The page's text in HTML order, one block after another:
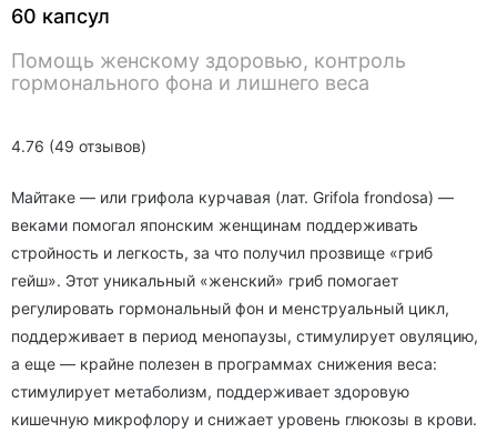
4.76 (49 отзывов)
60 капсул
Помощь женскому здоровью, контроль
гормонального фона и лишнего веса
Майтаке — или грифола курчавая (лат. Grifola frondosa) —
веками помогал японским женщинам поддерживать
стройность и легкость, за что получил прозвище «гриб
гейш». Этот уникальный «женский» гриб помогает
регулировать гормональный фон и менструальный цикл,
поддерживает в период менопаузы, стимулирует овуляцию,
а еще — крайне полезен в программах снижения веса:
стимулирует метаболизм, поддерживает здоровую
кишечную микрофлору и снижает уровень глюкозы в крови.